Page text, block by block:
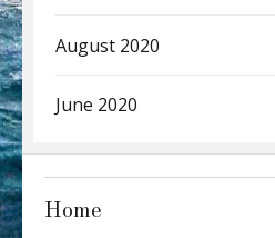
August 2020
June 2020
Home